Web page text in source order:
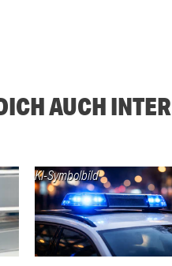
AUCH
KI-Symbolbild